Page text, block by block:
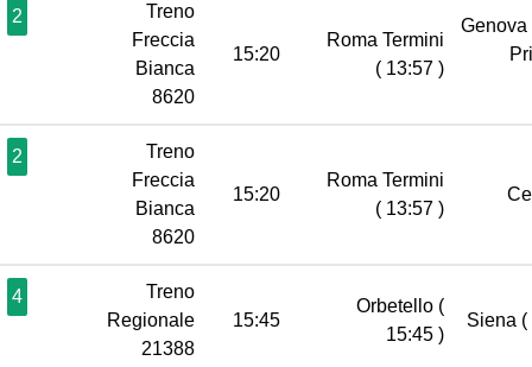
2
Treno
Freccia
Bianca
8620
15:20
Roma Termini
( 13:57 )
2
Treno
Freccia
Bianca
8620
15:20
Roma Termini
( 13:57 )
4
Treno
Regionale
21388
15:45
Orbetello (
15:45 )
Siena (